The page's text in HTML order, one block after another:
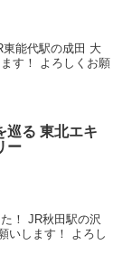
能代駅の成田 大
す！ よろしくお願
巡る 東北エキ
ー
！ JR秋田駅の沢
いします！ よろし